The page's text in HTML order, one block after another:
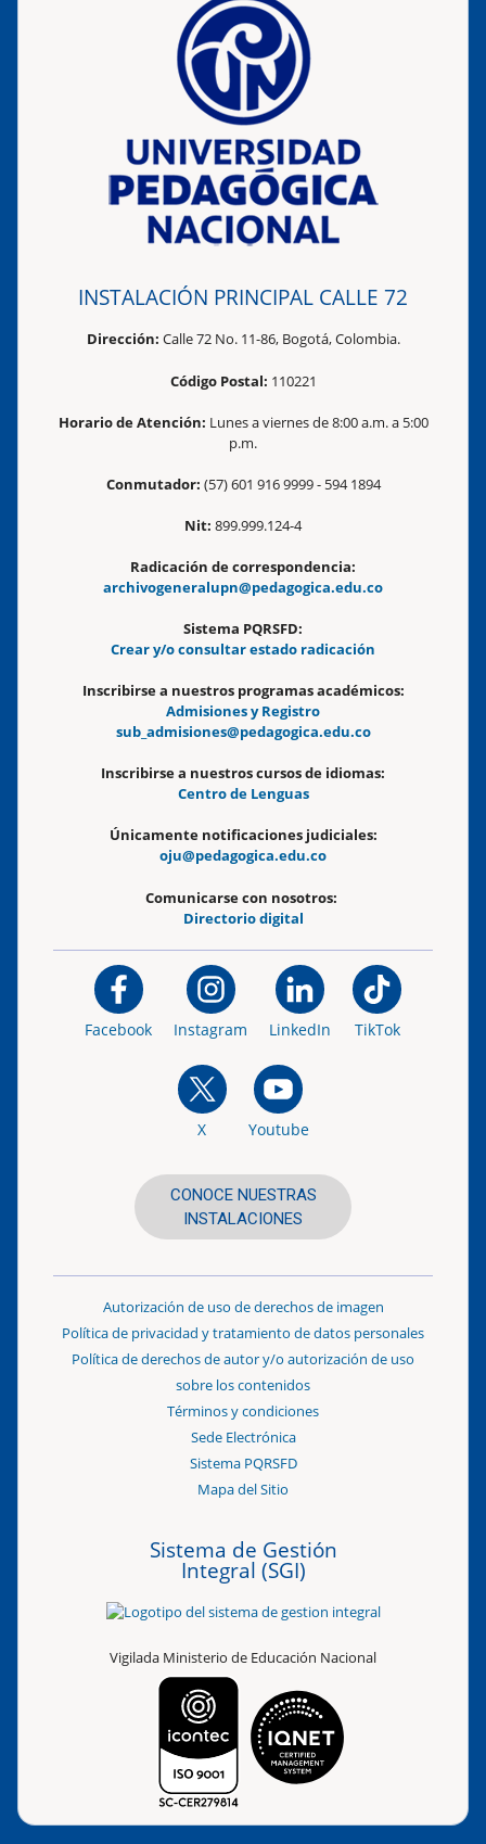
INSTALACIÓN PRINCIPAL CALLE 72
Dirección: Calle 72 No. 11-86, Bogotá, Colombia.
Código Postal: 110221
Horario de Atención: Lunes a viernes de 8:00 a.m. a 5:00
p.m.
Conmutador: (57) 601 916 9999 - 594 1894
Nit: 899.999.124-4
Radicación de correspondencia:
archivogeneralupn@pedagogica.edu.co
Sistema PQRSFD:
Crear y/o consultar estado radicación
Inscribirse a nuestros programas académicos:
Admisiones y Registro
sub_admisiones@pedagogica.edu.co
Inscribirse a nuestros cursos de idiomas:
Centro de Lenguas
Únicamente notificaciones judiciales:
oju@pedagogica.edu.co
Comunicarse con nosotros:
Directorio digital
Facebook Instagram LinkedIn TikTok
X Youtube
CONOCE NUESTRAS
INSTALACIONES
Autorización de uso de derechos de imagen
Política de privacidad y tratamiento de datos personales
Política de derechos de autor y/o autorización de uso
sobre los contenidos
Términos y condiciones
Sede Electrónica
Sistema PQRSFD
Mapa del Sitio
Sistema de Gestión
Integral (SGI)
Vigilada Ministerio de Educación Nacional